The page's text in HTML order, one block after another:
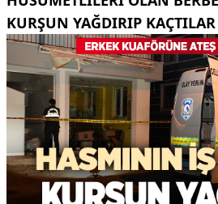
KURŞUN YAĞDIRIP KAÇTILAR